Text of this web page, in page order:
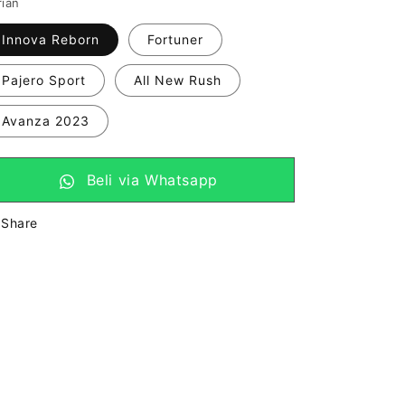
Innova Reborn Fortuner
Pajero Sport All New Rush
Avanza 2023
Beli via Whatsapp
Share